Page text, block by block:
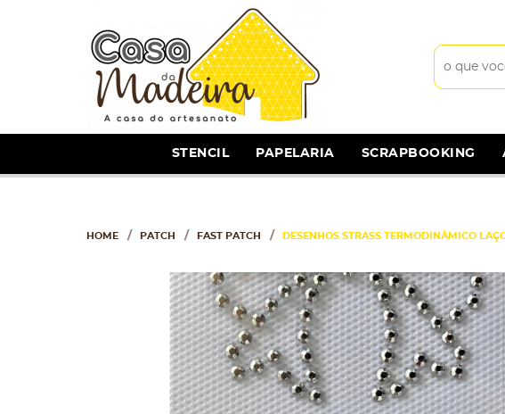
STENCIL PAPELARIA SCRAPBOOKING
HOME PATCH FAST PATCH DESENHOS STRASS TERMODINÂMICO